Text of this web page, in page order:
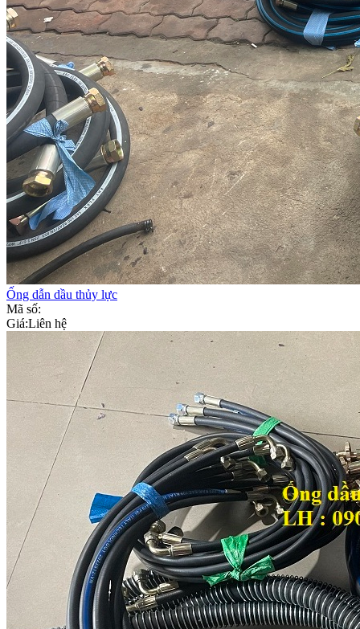
Ống dẫn dầu thủy lực
Mã số:
Giá:Liên hệ